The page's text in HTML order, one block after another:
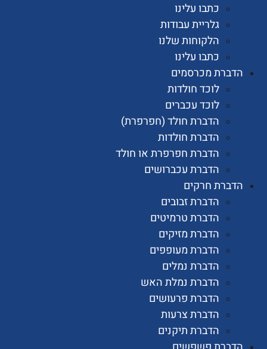
כתבו עלינו
גלריית עבודות
הלקוחות שלנו
כתבו עלינו
מכרסמים
לוכד חולדות
לוכד עכברים
הדברת חולד (חפרפרת)
הדברת חולדות
הדברת חפרפרת או חולד
הדברת עכברושים
חרקים
הדברת זבובים
הדברת טרמיטים
הדברת מזיקים
הדברת מעופפים
הדברת נמלים
הדברת נמלת האש
הדברת פרעושים
הדברת צרעות
הדברת תיקנים